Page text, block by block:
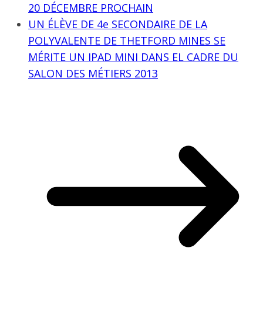
20 DÉCEMBRE PROCHAIN
UN ÉLÈVE DE 4e SECONDAIRE DE LA
POLYVALENTE DE THETFORD MINES SE
MÉRITE UN IPAD MINI DANS EL CADRE DU
SALON DES MÉTIERS 2013